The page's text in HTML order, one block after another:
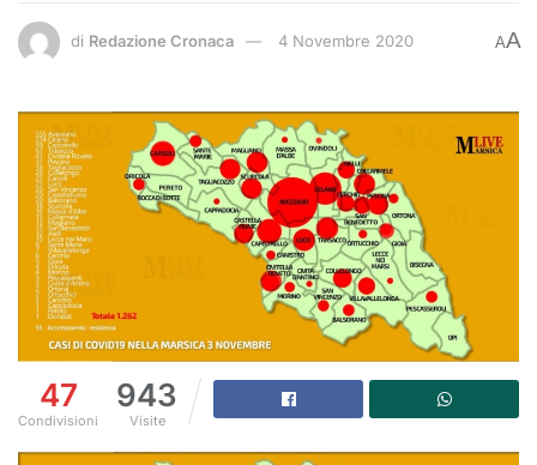
di Redazione Cronaca 4 Novembre 2020 AA
47
Condivisioni
943
Visite